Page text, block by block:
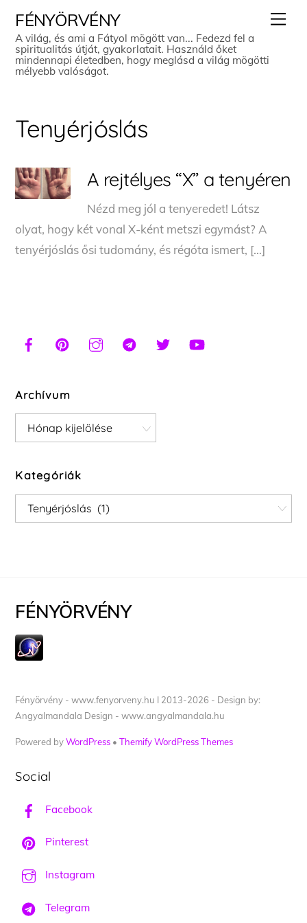
content
FÉNYÖRVÉNY
A világ, és ami a Fátyol mögött van... Fedezd fel a
spiritualitás útját, gyakorlatait. Használd őket
mindennapi életedben, hogy meglásd a világ mögötti
mélyebb valóságot.
Tenyérjóslás
A rejtélyes “X” a tenyéren
Nézd meg jól a tenyeredet! Látsz
olyat, hogy két vonal X-ként metszi egymást? A
tenyérjóslás ősi tudomány, és régóta ismert, […]
Archívum
Archívum
Kategóriák
Kategóriák
FÉNYÖRVÉNY
Fényörvény - www.fenyorveny.hu I 2013-2026 - Design by:
Angyalmandala Design - www.angyalmandala.hu
Powered byWordPress •Themify WordPress Themes
Social
Facebook
Pinterest
Instagram
Telegram